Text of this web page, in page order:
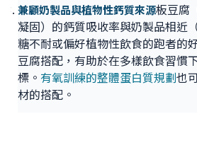
兼顧奶製品與植物性鈣質來源板豆腐
凝固）的鈣質吸收率與奶製品相近
糖不耐或偏好植物性飲食的跑者的
豆腐搭配，有助於在多樣飲食習慣
標。 有氧訓練的整體蛋白質規劃也
材的搭配。